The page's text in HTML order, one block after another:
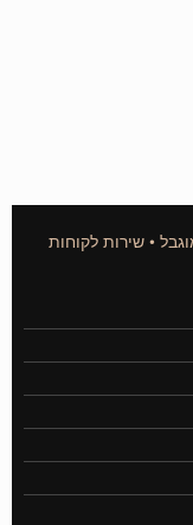
• שירות לקוחות